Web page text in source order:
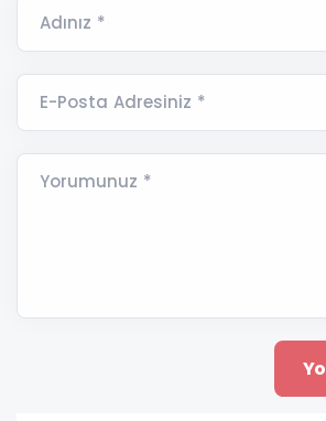
Adınız *
E-Posta Adresiniz *
Yorumunuz *